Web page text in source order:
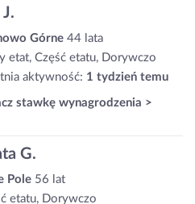
Górne 44 lata
etat, Część etatu, Dorywczo
aktywność: 1 tydzień temu
stawkę wynagrodzenia >
G.
Pole 56 lat
etatu, Dorywczo